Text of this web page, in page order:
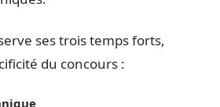
ses trois temps forts,
du concours :